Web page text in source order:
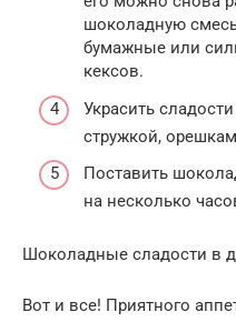
шоколадную
бумажные или
кексов.
Украсить
стружкой,
Поставить
на несколько
Шоколадные сладости в
Вот и все! Приятного